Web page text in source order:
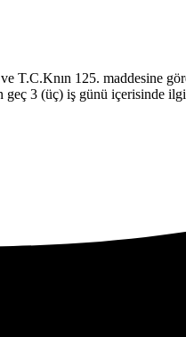
T.C.Knın 125. maddesine
geç 3 (üç) iş günü içerisinde